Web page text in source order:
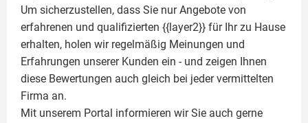
Um sicherzustellen, dass Sie nur Angebote von
erfahrenen und qualifizierten {{layer2}} für Ihr zu Hause
erhalten, holen wir regelmäßig Meinungen und
Erfahrungen unserer Kunden ein - und zeigen Ihnen
diese Bewertungen auch gleich bei jeder vermittelten
Firma an.
Mit unserem Portal informieren wir Sie auch gerne